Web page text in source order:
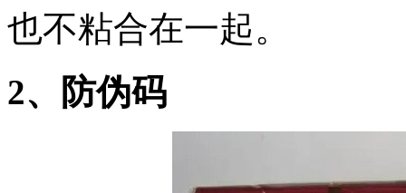
也不粘合在一起。
2、防伪码